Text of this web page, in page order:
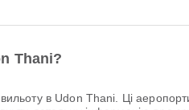
Thani?
в Udon Thani. Ці